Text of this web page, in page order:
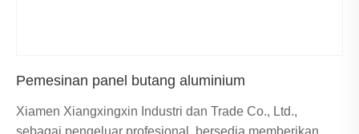
Pemesinan panel butang aluminium
Xiamen Xiangxingxin Industri dan Trade Co., Ltd.,
sebagai pengeluar profesional, bersedia memberikan